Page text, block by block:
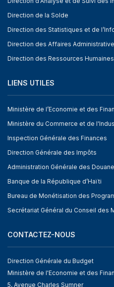
Direction de la Solde
Direction des Statistiques et de
Direction des Affaires
Direction des Ressources Humaines
LIENS UTILES
Ministère de l’Economie et des
Ministère du Commerce et de
Inspection Générale des Finances
Direction Générale des Impôts
Administration Générale des
Banque de la République d’Haïti
Bureau de Monétisation des
Secrétariat Général du Conseil des
CONTACTEZ-NOUS
Direction Générale du Budget
Ministère de l'Economie et des
5, Avenue Charles Sumner